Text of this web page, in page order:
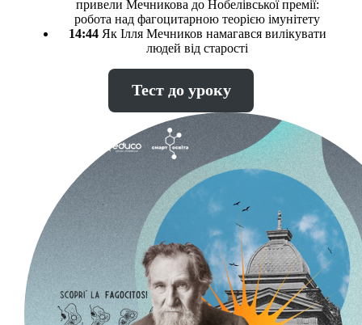
привели Мечникова до Нобелівської премії:
робота над фагоцитарною теорією імунітету
14:44Як Ілля Мечников намагався вилікувати
людей від старості
Тест до уроку